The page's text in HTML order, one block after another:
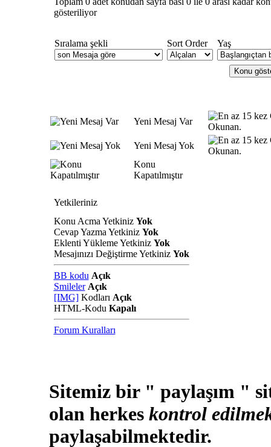
gösteriliyor
Sıralama şekli Sort Order Yaş
Yeni Mesaj Var
Yeni Mesaj Yok
Konu
Kapatılmıştır
Yetkileriniz
Konu Acma Yetkiniz Yok
Cevap Yazma Yetkiniz Yok
Eklenti Yükleme Yetkiniz Yok
Mesajınızı Değiştirme Yetkiniz Yok
BB kodu Açık
Smileler Açık
[IMG]Kodları Açık
HTML-Kodu Kapalı
Forum Kuralları
Sitemiz bir " paylaşım "
olan herkeskontrol
paylaşabilmektedir.